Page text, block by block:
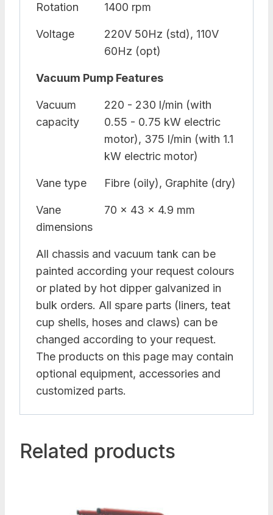
Rotation 1400 rpm
Voltage
220V 50Hz (std), 110V
60Hz (opt)
Vacuum Pump Features
Vacuum
capacity
220 - 230 l/min (with
0.55 - 0.75 kW electric
motor), 375 l/min (with 1.1
kW electric motor)
Vane type Fibre (oily), Graphite (dry)
Vane
dimensions
70 x 43 x 4.9 mm
All chassis and vacuum tank can be
painted according your request colours
or plated by hot dipper galvanized in
bulk orders. All spare parts (liners, teat
cup shells, hoses and claws) can be
changed according to your request.
The products on this page may contain
optional equipment, accessories and
customized parts.
Related products